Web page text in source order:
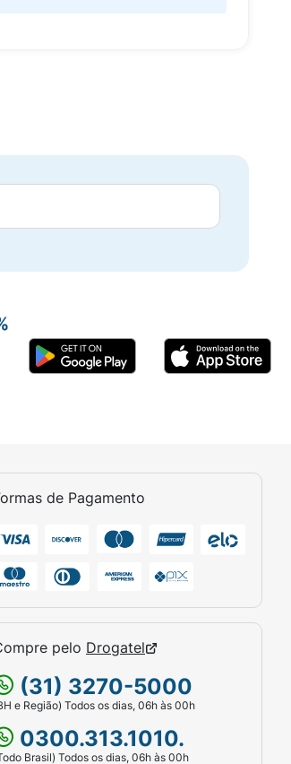
de Pagamento
pelo Drogatel
(31) 3270-5000
e Região) Todos os dias, 06h às 00h
0300.313.1010.
Brasil) Todos os dias, 06h às 00h